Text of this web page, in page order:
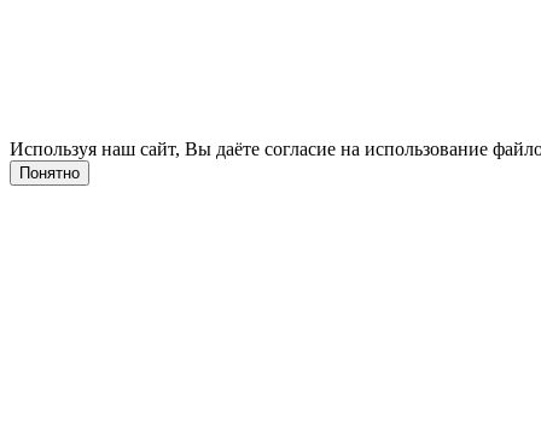
Используя наш сайт, Вы даёте согласие на использование
Понятно